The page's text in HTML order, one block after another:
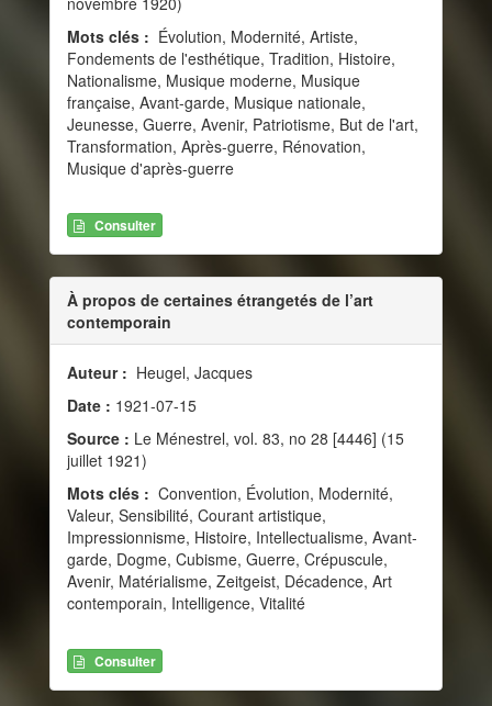
Mots clés : Évolution, Modernité, Artiste,
Fondements de l'esthétique, Tradition, Histoire,
Nationalisme, Musique moderne, Musique
française, Avant-garde, Musique nationale,
Jeunesse, Guerre, Avenir, Patriotisme, But de l'art,
Transformation, Après-guerre, Rénovation,
Musique d'après-guerre
Consulter
À propos de certaines étrangetés de l’art
contemporain
Auteur : Heugel, Jacques
Date : 1921-07-15
Source : Le Ménestrel, vol. 83, no 28 [4446] (15
juillet 1921)
Mots clés : Convention, Évolution, Modernité,
Valeur, Sensibilité, Courant artistique,
Impressionnisme, Histoire, Intellectualisme, Avant-
garde, Dogme, Cubisme, Guerre, Crépuscule,
Avenir, Matérialisme, Zeitgeist, Décadence, Art
contemporain, Intelligence, Vitalité
Consulter